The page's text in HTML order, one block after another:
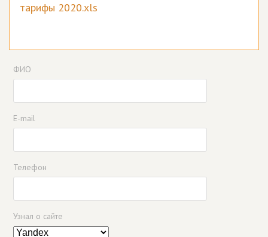
тарифы 2020.xls
ФИО
E-mail
Телефон
Узнал о сайте